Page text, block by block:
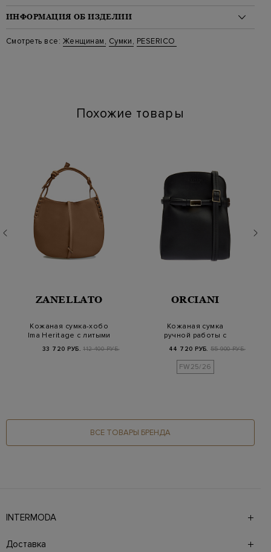
ИНФОРМАЦИЯ ОБ ИЗДЕЛИИ
Материал: кожа 100%
Стиль: Сумки-тоут
Смотреть все: Женщинам, Сумки, PESERICO
Похожие товары
ZANELLATO
Кожаная сумка-хобо
Ima Heritage с литыми
33 720 РУБ. 112 400 РУБ.
ORCIANI
Кожаная сумка
ручной работы с
деталью
44 720 РУБ. 55 900 РУБ.
FW25/26
ВСЕ ТОВАРЫ БРЕНДА
INTERMODA
брендов на 4 этажах в самом центре города. На сайте
также презентованы новинки с последних показов и
Доставка